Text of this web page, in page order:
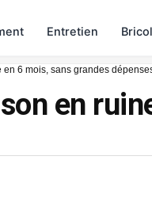
Entretien
6 mois, sans grandes
en